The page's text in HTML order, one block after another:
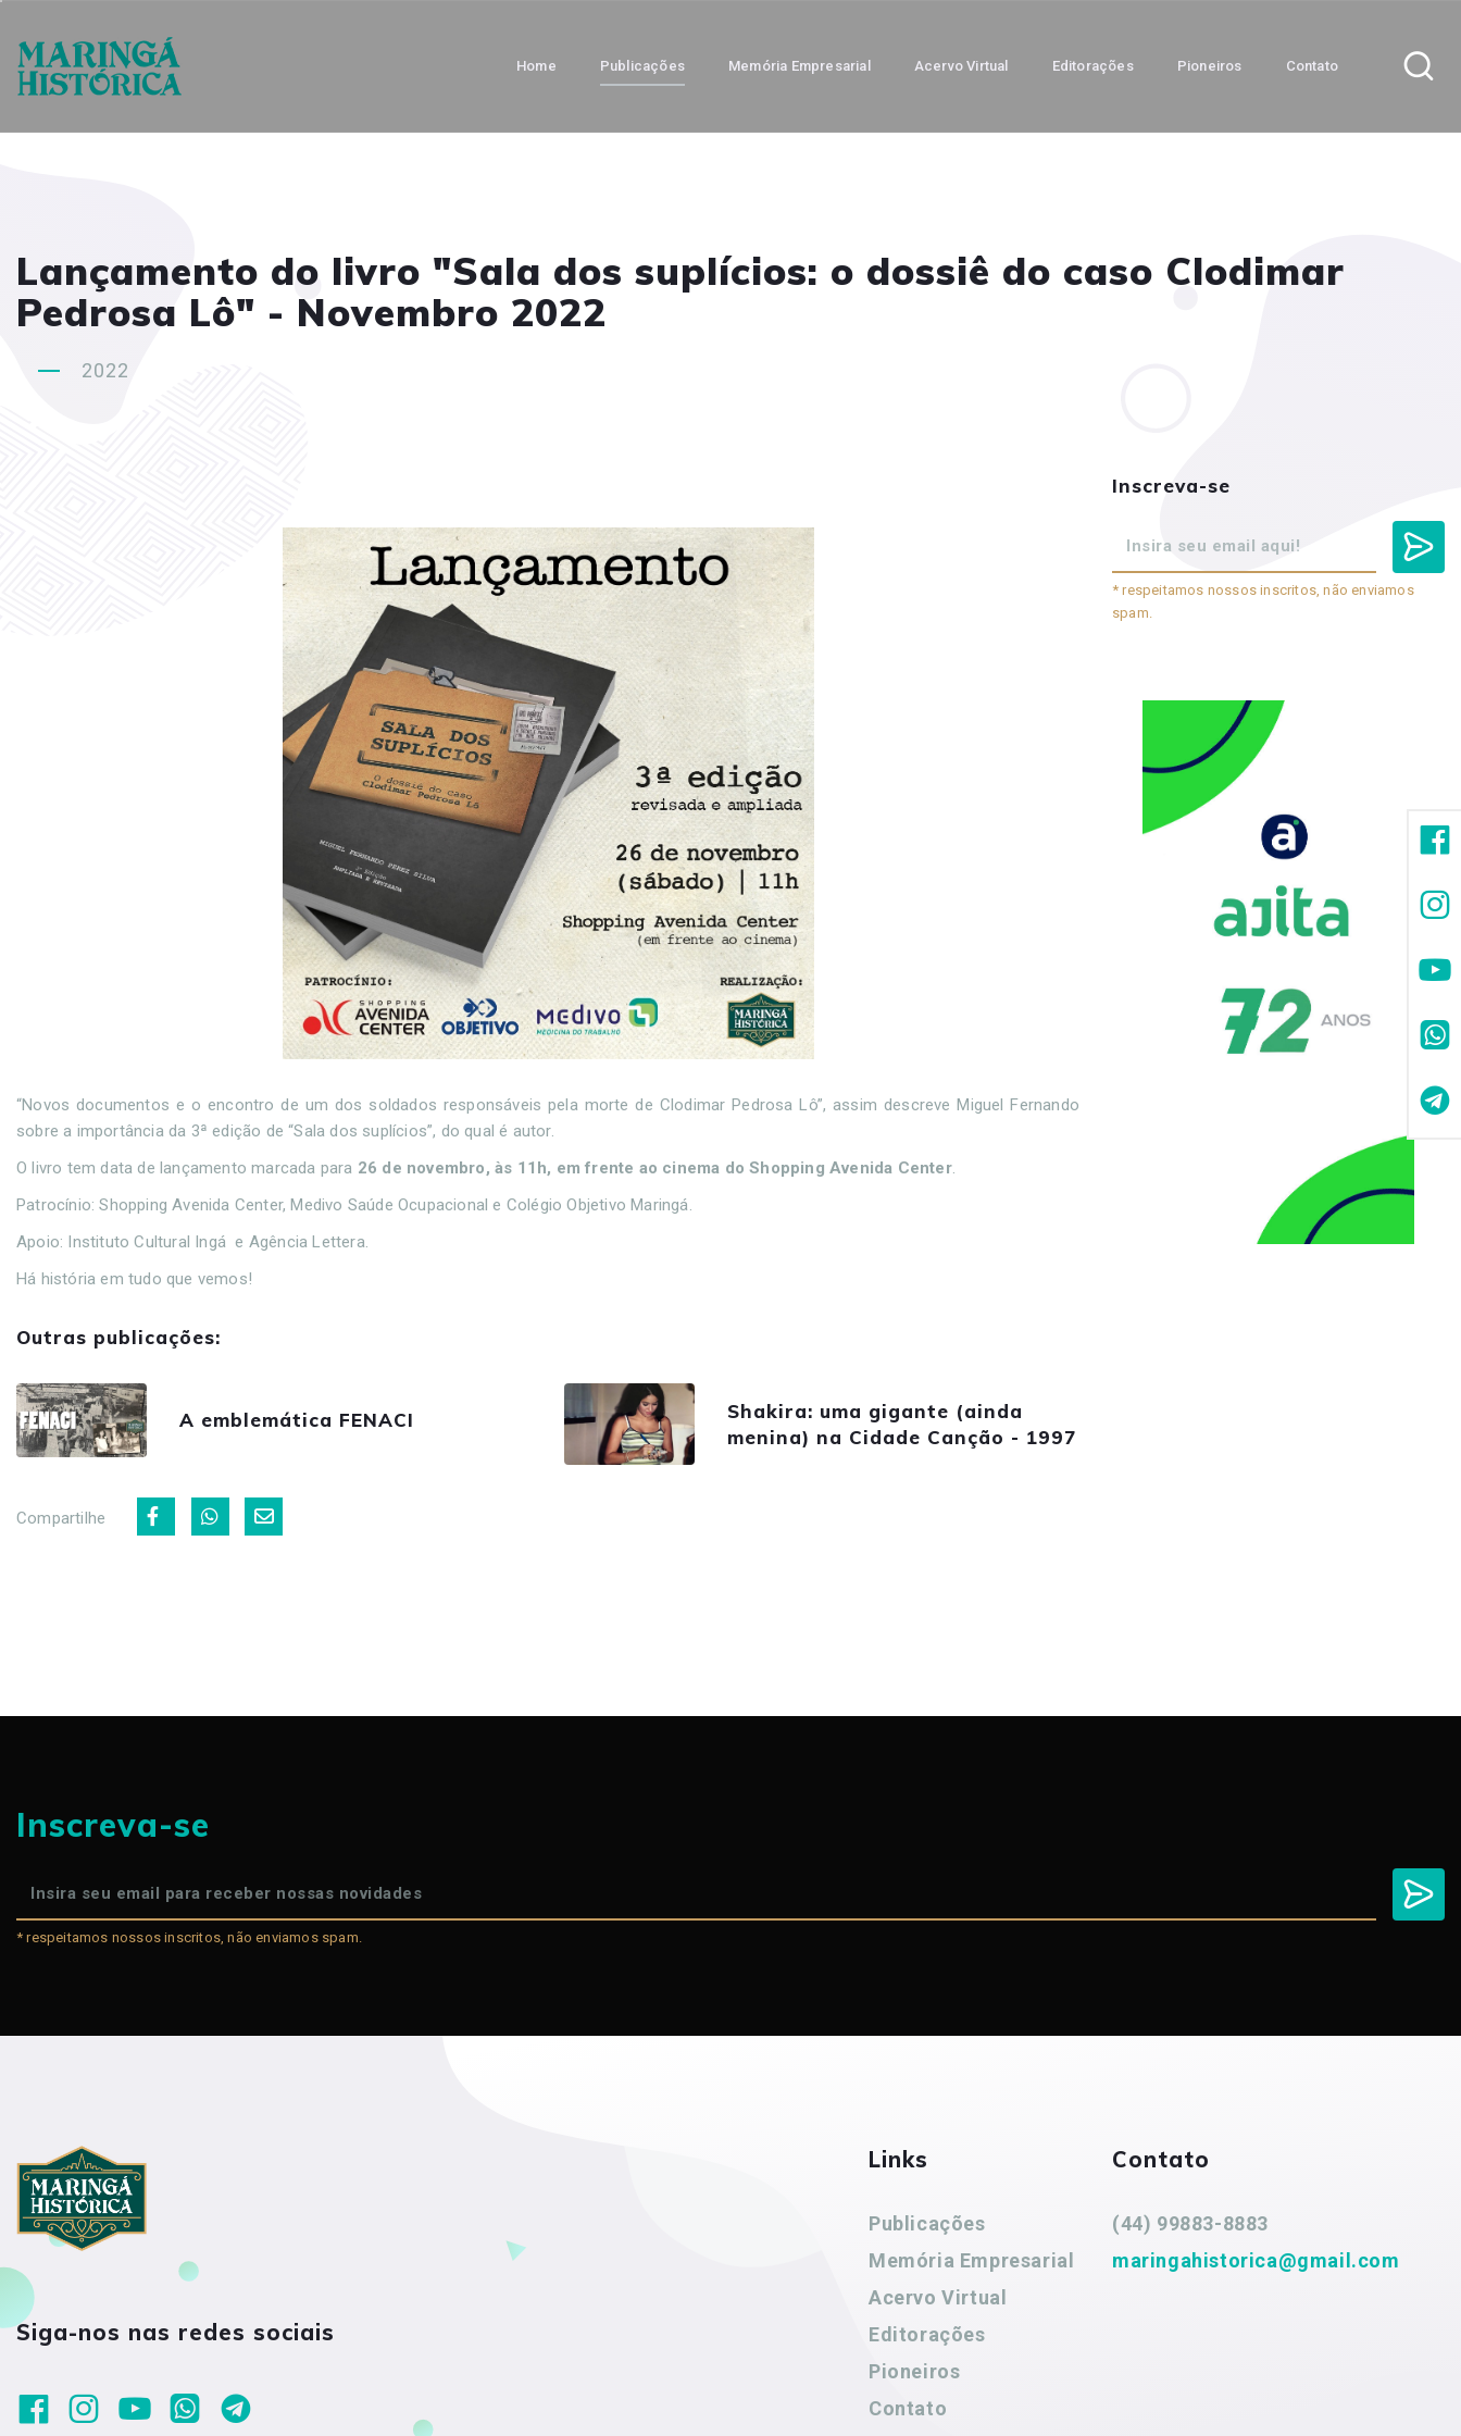
Home Publicações Memória Empresarial Acervo Virtual Editorações Pioneiros Contato
Lançamento do livro "Sala dos suplícios: o dossiê do caso Clodimar
Pedrosa Lô" - Novembro 2022
2022
“Novos documentos e o encontro de um dos soldados responsáveis pela morte de Clodimar Pedrosa Lô”, assim descreve Miguel Fernando
sobre a importância da 3ª edição de “Sala dos suplícios”, do qual é autor.
O livro tem data de lançamento marcada para 26 de novembro, às 11h, em frente ao cinema do Shopping Avenida Center.
Patrocínio: Shopping Avenida Center, Medivo Saúde Ocupacional e Colégio Objetivo Maringá.
Apoio: Instituto Cultural Ingá e Agência Lettera.
Há história em tudo que vemos!
Outras publicações:
A emblemática FENACI
Shakira: uma gigante (ainda
menina) na Cidade Canção - 1997
Compartilhe
Inscreva-se
* respeitamos nossos inscritos, não enviamos
spam.
Inscreva-se
* respeitamos nossos inscritos, não enviamos spam.
Siga-nos nas redes sociais
Links
Publicações
Memória Empresarial
Acervo Virtual
Editorações
Pioneiros
Contato
Contato
(44) 99883-8883
maringahistorica@gmail.com